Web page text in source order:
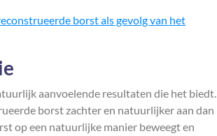
borst als gevolg van het
aanvoelende resultaten die het biedt.
borst zachter en natuurlijker aan dan
op een natuurlijke manier beweegt en